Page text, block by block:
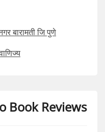
बारामती जि पुणे
Book Reviews